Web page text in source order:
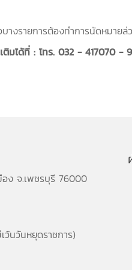
างรายการต้องทำการนัดหมาย
ติมได้ที่ : โทร. 032 - 417070
ง จ.เพชรบุรี 76000
ว้นวันหยุดราชการ)